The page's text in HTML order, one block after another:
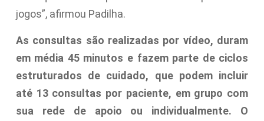
jogos”, afirmou Padilha.
As consultas são realizadas por vídeo, duram
em média 45 minutos e fazem parte de ciclos
estruturados de cuidado, que podem incluir
até 13 consultas por paciente, em grupo com
sua rede de apoio ou individualmente.
O